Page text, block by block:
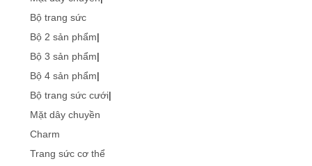
Bộ trang sức
Bộ 2 sản phẩm|
Bộ 3 sản phẩm|
Bộ 4 sản phẩm|
Bộ trang sức cưới|
Mặt dây chuyền
Charm
Trang sức cơ thể